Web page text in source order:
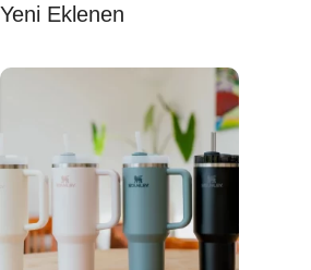
Yeni Eklenen